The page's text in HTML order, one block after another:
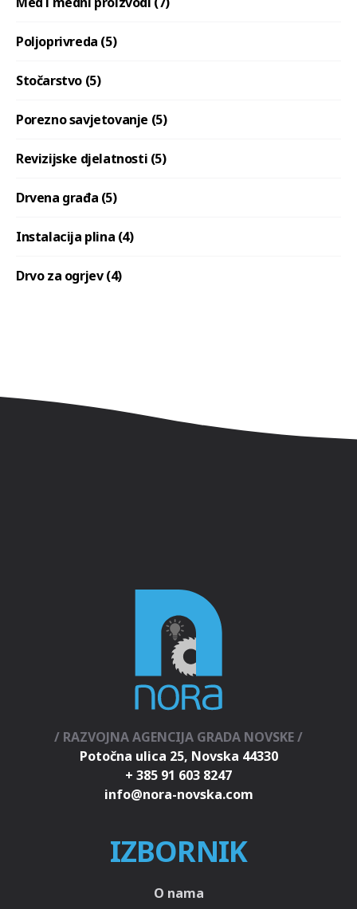
Poljoprivreda (5)
Stočarstvo (5)
Porezno savjetovanje (5)
Revizijske djelatnosti (5)
Drvena građa (5)
Instalacija plina (4)
Drvo za ogrjev (4)
/ RAZVOJNA AGENCIJA GRADA NOVSKE /
Potočna ulica 25, Novska 44330
+ 385 91 603 8247
IZBORNIK
O nama